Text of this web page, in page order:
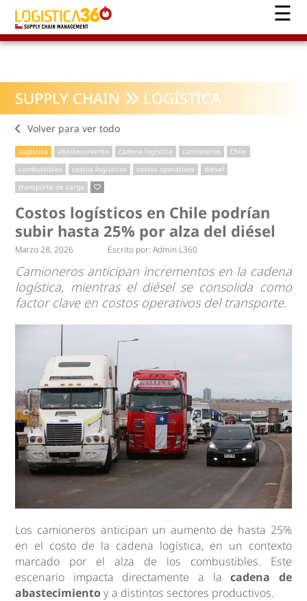
SUPPLY CHAIN LOGÍSTICA
Volver para ver todo
Logística abastecimiento cadena logística camioneros
Chile
combustibles
costos logísticos costos operativos
diésel
transporte de carga
Costos logísticos en Chile podrían
subir hasta 25% por alza del diésel
Marzo 28, 2026 Escrito por: Admin L360
Camioneros anticipan incrementos en la cadena
logística, mientras el diésel se consolida como
factor clave en costos operativos del transporte.
Los camioneros anticipan un aumento de hasta 25%
en el costo de la cadena logística, en un contexto
marcado por el alza de los combustibles. Este
escenario impacta directamente a lacadena de
abastecimientoy a distintos sectores productivos.